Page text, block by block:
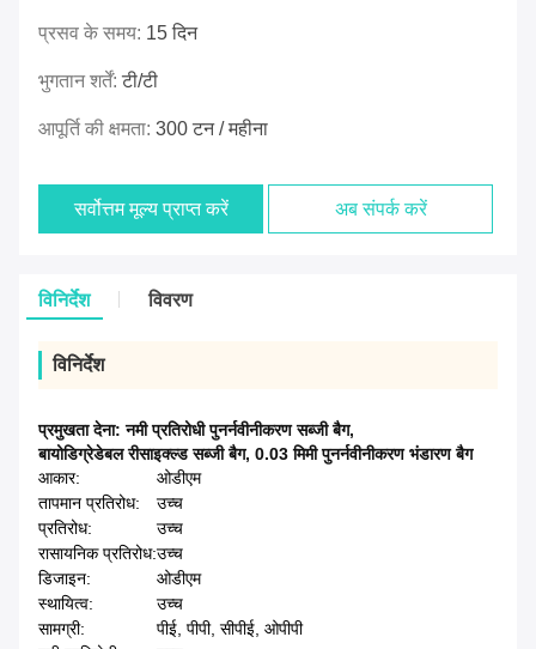
प्रसव के समय: 15 दिन
भुगतान शर्तें:टी/टी
आपूर्ति की क्षमता: 300 टन / महीना
सर्वोत्तम मूल्य प्राप्त करें अब संपर्क करें
विनिर्देश विवरण
विनिर्देश
प्रमुखता देना:नमी प्रतिरोधी पुनर्नवीनीकरण सब्जी बैग,
बायोडिग्रेडेबल रीसाइक्ल्ड सब्जी बैग, 0.03 मिमी पुनर्नवीनीकरण भंडारण बैग
आकार:
ओडीएम
तापमान प्रतिरोध:
उच्च
प्रतिरोध:
उच्च
रासायनिक प्रतिरोध:उच्च
डिजाइन:
ओडीएम
स्थायित्व:
उच्च
सामग्री:
पीई, पीपी, सीपीई, ओपीपी